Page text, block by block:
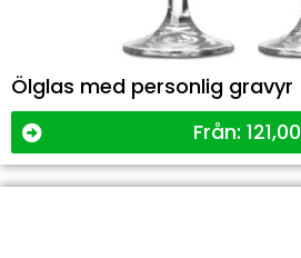
Ölglas med personlig gravyr
Från: 121,00